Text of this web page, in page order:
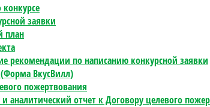
заявки
план
рекомендации по написанию конкурсной заявки
ВкусВилл)
пожертвования
аналитический отчет к Договору целевого